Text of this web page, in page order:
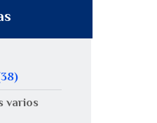
varios